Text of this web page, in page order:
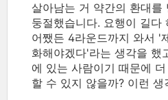
살아남는 거 약간의 환대를
둥절했습니다. 요행이 길다
어쨌든 4라운드까지 와서 '
화해야겠다'라는 생각을 했
에 있는 사람이기 때문에
할 수 있지 않을까? 이런 생